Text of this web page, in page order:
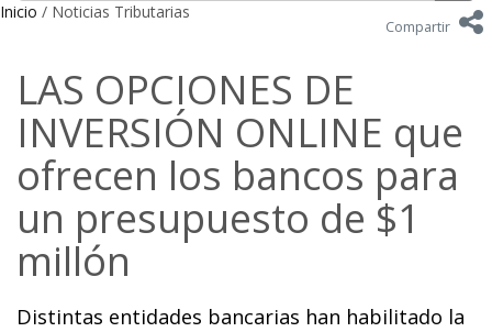
Inicio / Noticias Tributarias
Compartir
LAS OPCIONES DE
INVERSIÓN ONLINE que
ofrecen los bancos para
un presupuesto de $1
millón
Distintas entidades bancarias han habilitado la